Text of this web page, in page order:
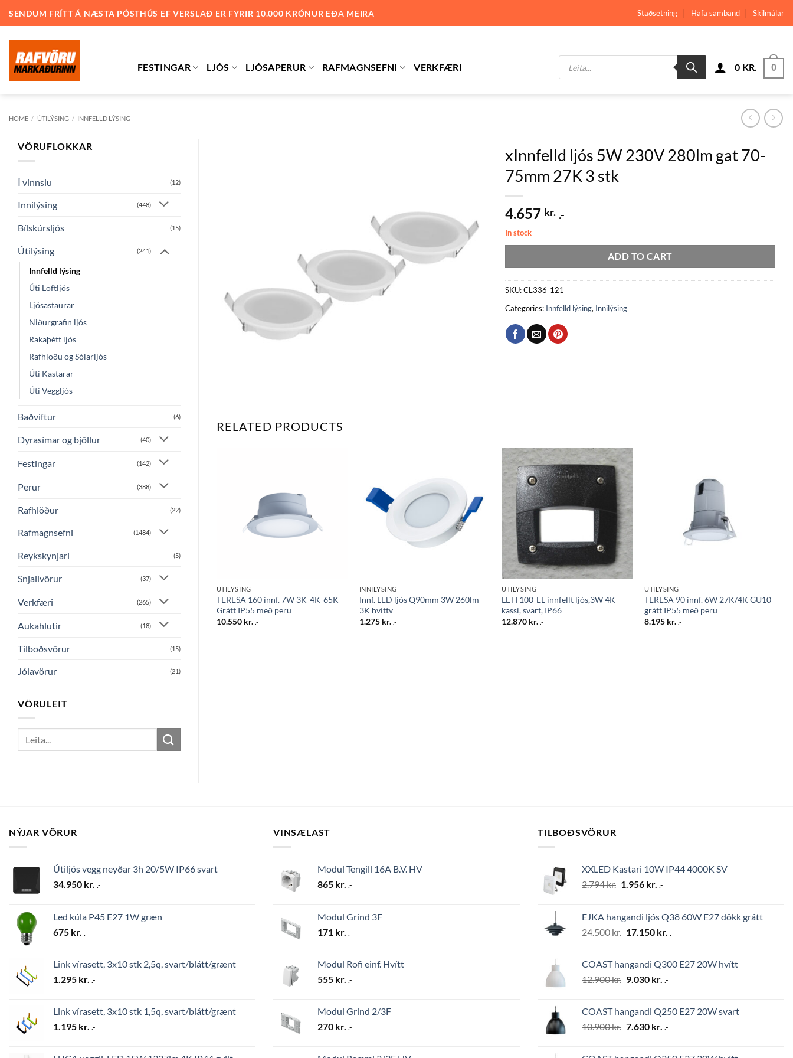
SENDUM FRÍTT Á NÆSTA PÓSTHÚS EF VERSLAÐ ER FYRIR 10.000 KRÓNUR EÐA MEIRA Staðsetning Hafa samband Skilmálar
FESTINGAR LJÓS LJÓSAPERUR RAFMAGNSEFNI VERKFÆRI
Products
search
0 KR. 0
HOME / ÚTILÝSING / INNFELLD LÝSING
VÖRUFLOKKAR
Í vinnslu (12)
Innilýsing (448)
Bílskúrsljós (15)
Útilýsing (241)
Innfelld lýsing
Úti Loftljós
Ljósastaurar
Niðurgrafin ljós
Rakaþétt ljós
Rafhlöðu og Sólarljós
Úti Kastarar
Úti Veggljós
Baðviftur (6)
Dyrasímar og bjöllur (40)
Festingar (142)
Perur (388)
Rafhlöður (22)
Rafmagnsefni (1484)
Reykskynjari (5)
Snjallvörur (37)
Verkfæri (265)
Aukahlutir (18)
Tilboðsvörur (15)
Jólavörur (21)
VÖRULEIT
xInnfelld ljós 5W 230V 280lm gat 70-
75mm 27K 3 stk
4.657 kr. .-
In stock
ADD TO CART
SKU:CL336-121
Categories: Innfelld lýsing, Innilýsing
RELATED PRODUCTS
ÚTILÝSING
TERESA 160 innf. 7W 3K-4K-65K
Grátt IP55 með peru
10.550 kr. .-
óskalista
INNILÝSING
Innf. LED ljós Q90mm 3W 260lm
3K hvíttv
1.275 kr. .-
Bæta
óskalista
ÚTILÝSING
LETI 100-EL innfellt ljós,3W 4K
kassi, svart, IP66
12.870 kr. .-
ÚTILÝSING
TERESA 90 innf. 6W 27K/4K GU10
grátt IP55 með peru
8.195 kr. .-
við á
G9 3K svart
ALDO 1L innfellt 1,7W G9 3K svart
NÝJAR VÖRUR
Útiljós vegg neyðar 3h 20/5W IP66 svart
34.950 kr. .-
Led kúla P45 E27 1W græn
675 kr. .-
Link vírasett, 3x10 stk 2,5q, svart/blátt/grænt
1.295 kr. .-
Link vírasett, 3x10 stk 1,5q, svart/blátt/grænt
1.195 kr. .-
VINSÆLAST
Modul Tengill 16A B.V. HV
865 kr. .-
Modul Grind 3F
171 kr. .-
Modul Rofi einf. Hvítt
555 kr. .-
Modul Grind 2/3F
270 kr. .-
TILBOÐSVÖRUR
XXLED Kastari 10W IP44 4000K SV
2.794kr. Original
2.794 kr..
1.956 kr. Current
1.956 kr..
.-
EJKA hangandi ljós Q38 60W E27 dökk grátt
24.500kr. Original
24.500 kr..
17.150 kr. Current
17.150 kr..
.-
COAST hangandi Q300 E27 20W hvítt
12.900kr. Original
12.900 kr..
9.030 kr. Current
9.030 kr..
.-
COAST hangandi Q250 E27 20W svart
10.900kr. Original
7.630 kr. Current
.-